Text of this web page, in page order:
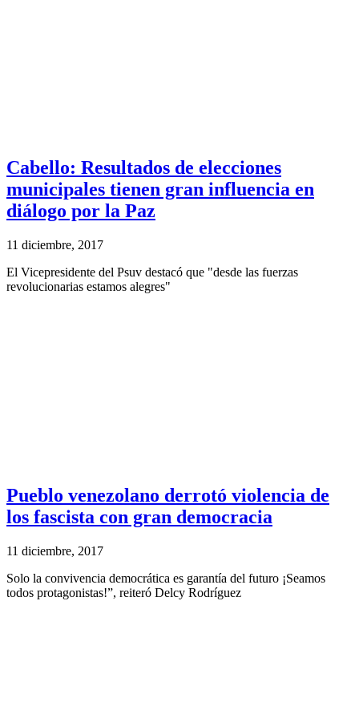
Cabello: Resultados de elecciones
municipales tienen gran influencia en
diálogo por la Paz
11 diciembre, 2017
El Vicepresidente del Psuv destacó que "desde las fuerzas
revolucionarias estamos alegres"
Pueblo venezolano derrotó violencia de
los fascista con gran democracia
11 diciembre, 2017
Solo la convivencia democrática es garantía del futuro ¡Seamos
todos protagonistas!”, reiteró Delcy Rodríguez